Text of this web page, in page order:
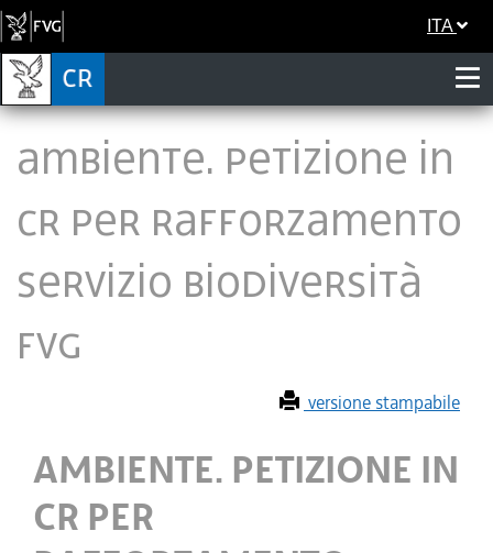
ITA
AMBIENTE. PETIZIONE IN
CR PER RAFFORZAMENTO
SERVIZIO BIODIVERSITÀ
FVG
versione stampabile
AMBIENTE. PETIZIONE IN
CR PER